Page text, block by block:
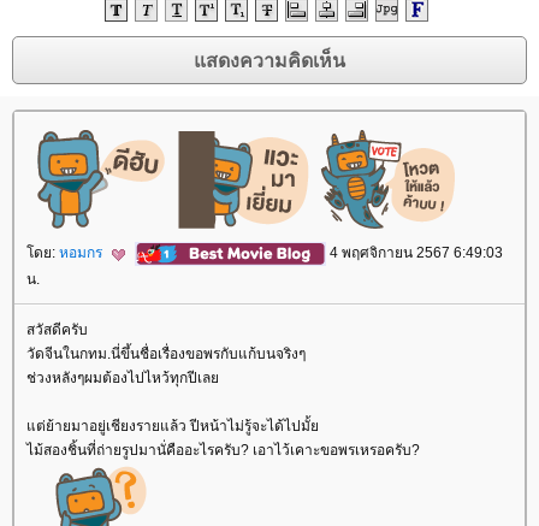
ดย: หอมกร
4 พฤศจิกายน 2567 6:49:03
น.
สวัสดีครับ
วัดจีนในกทม.นี่ขึ้นชื่อเรื่องขอพรกับแก้บนจริงๆ
ช่วงหลังๆผมต้องไปไหว้ทุกปีเล
ต่ย้ายมาอยู่เชียงรายแล้ว ปีหน้าไม่รู้จะได้ไปมั้
ไม้สองชิ้นที่ถ่ายรูปมานั่คืออะไรครับ? เอาไว้เคาะขอพรเหรอครับ?